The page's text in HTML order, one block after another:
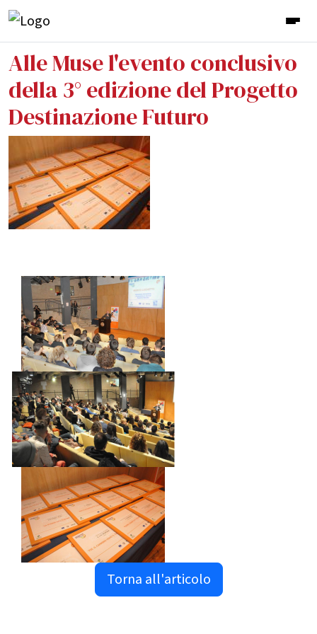
Alle Muse l'evento conclusivo
della 3° edizione del Progetto
Destinazione Futuro
Torna all'articolo